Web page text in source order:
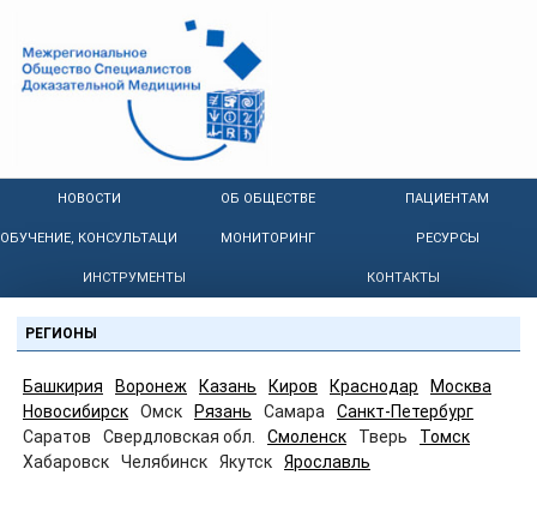
НОВОСТИ ОБ ОБЩЕСТВЕ ПАЦИЕНТАМ
ОБУЧЕНИЕ, КОНСУЛЬТАЦИИ МОНИТОРИНГ РЕСУРСЫ
ИНСТРУМЕНТЫ КОНТАКТЫ
РЕГИОНЫ
Башкирия Воронеж Казань Киров Краснодар
Москва
Новосибирск
Омск Рязань Самара
Санкт-Петербург
Саратов
Свердловская обл. Смоленск Тверь
Томск
Хабаровск
Челябинск Якутск Ярославль